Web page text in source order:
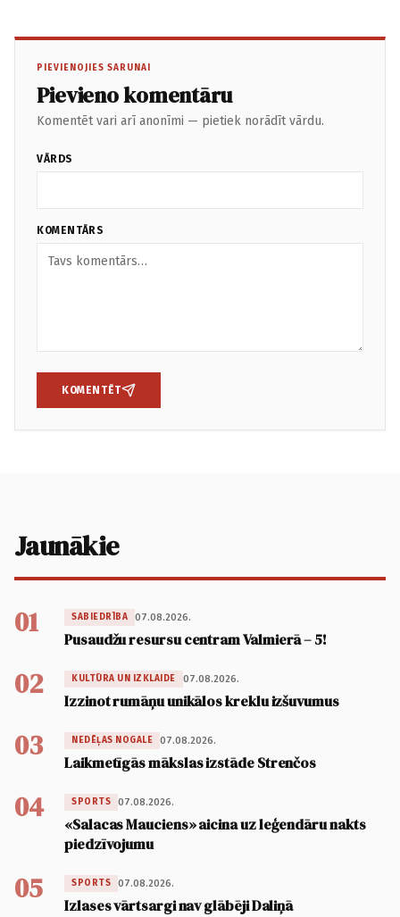
PIEVIENOJIES SARUNAI
Pievieno komentāru
Komentēt vari arī anonīmi — pietiek norādīt vārdu.
VĀRDS
KOMENTĀRS
KOMENTĒT
Jaunākie
01 SABIEDRĪBA 07.08.2026.
Pusaudžu resursu centram Valmierā – 5!
02 KULTŪRA UN IZKLAIDE 07.08.2026.
Izzinot rumāņu unikālos kreklu izšuvumus
03 NEDĒĻAS NOGALE 07.08.2026.
Laikmetīgās mākslas izstāde Strenčos
04 SPORTS 07.08.2026.
«Salacas Mauciens» aicina uz leģendāru nakts
piedzīvojumu
05 SPORTS 07.08.2026.
Izlases vārtsargi nav glābēji Daliņā